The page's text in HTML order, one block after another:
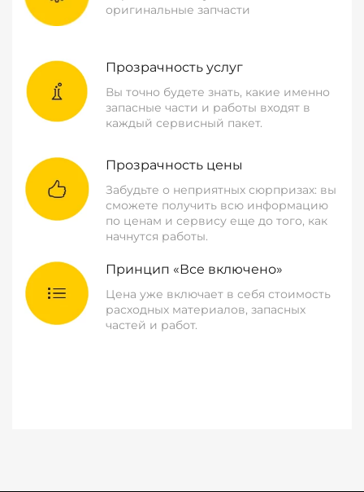
оригинальные запчасти
Прозрачность услуг
Вы точно будете знать, какие именно
запасные части и работы входят в
каждый сервисный пакет.
Прозрачность цены
Забудьте о неприятных сюрпризах: вы
сможете получить всю информацию
по ценам и сервису еще до того, как
начнутся работы.
Принцип «Все включено»
Цена уже включает в себя стоимость
расходных материалов, запасных
частей и работ.